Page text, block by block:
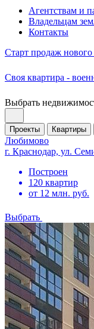
Агентствам и
Владельцам
Контакты
Старт продаж
Своя квартира -
Выбрать
Проекты Квартиры
Любимово
г. Краснодар, ул.
Построен
120 квартир
от 12 млн. руб.
Выбрать